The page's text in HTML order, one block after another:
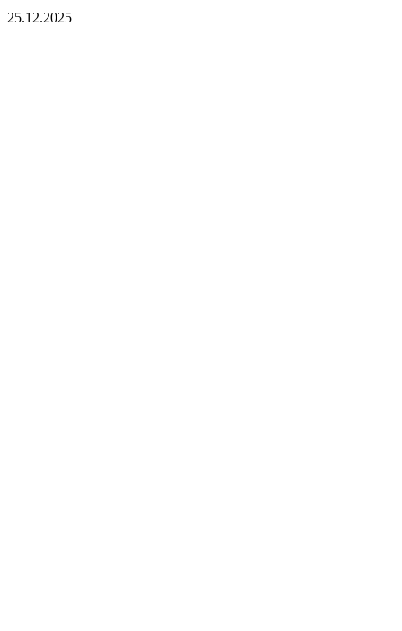
25.12.2025